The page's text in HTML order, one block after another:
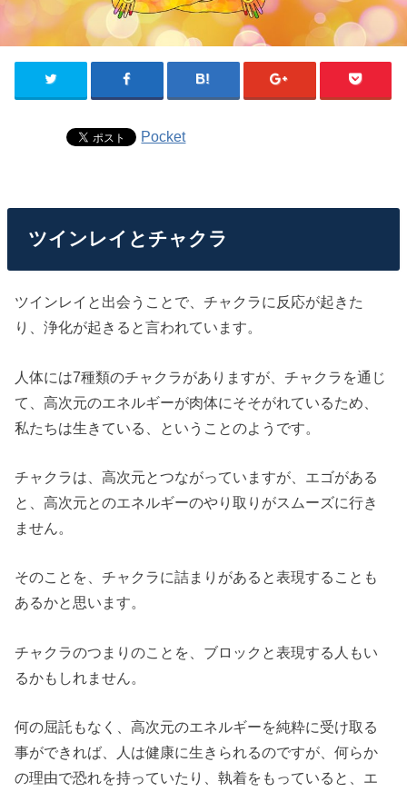
Pocket
ツインレイとチャクラ
ツインレイと出会うことで、チャクラに反応が起きた
り、浄化が起きると言われています。
人体には7種類のチャクラがありますが、チャクラを通じ
て、高次元のエネルギーが肉体にそそがれているため、
私たちは生きている、ということのようです。
チャクラは、高次元とつながっていますが、エゴがある
と、高次元とのエネルギーのやり取りがスムーズに行き
ません。
そのことを、チャクラに詰まりがあると表現することも
あるかと思います。
チャクラのつまりのことを、ブロックと表現する人もい
るかもしれません。
何の屈託もなく、高次元のエネルギーを純粋に受け取る
事ができれば、人は健康に生きられるのですが、何らか
の理由で恐れを持っていたり、執着をもっていると、エ